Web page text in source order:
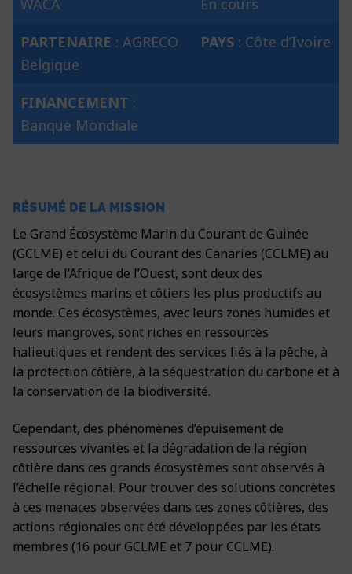
WACA
En cours
PARTENAIRE : AGRECO
Belgique
PAYS : Côte d’Ivoire
FINANCEMENT :
Banque Mondiale
RÉSUMÉ DE LA MISSION
Le Grand Écosystème Marin du Courant de Guinée
(GCLME) et celui du Courant des Canaries (CCLME) au
large de l’Afrique de l’Ouest, sont deux des
écosystèmes marins et côtiers les plus productifs au
monde. Ces écosystèmes, avec leurs zones humides et
leurs mangroves, sont riches en ressources
halieutiques et rendent des services liés à la pêche, à
la protection côtière, à la séquestration du carbone et à
la conservation de la biodiversité.
Cependant, des phénomènes d’épuisement de
ressources vivantes et la dégradation de la région
côtière dans ces grands écosystèmes sont observés à
l’échelle régional. Pour trouver des solutions concrètes
à ces menaces observées dans ces zones côtières, des
actions régionales ont été développées par les états
membres (16 pour GCLME et 7 pour CCLME).